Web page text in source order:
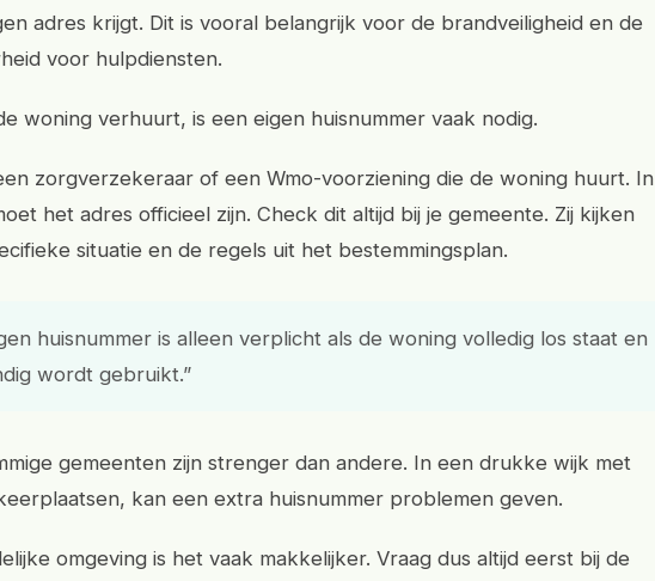
adres krijgt. Dit is vooral belangrijk voor de brandveiligheid en de
voor hulpdiensten.
woning verhuurt, is een eigen huisnummer vaak nodig.
zorgverzekeraar of een Wmo-voorziening die de woning huurt. In
het adres officieel zijn. Check dit altijd bij je gemeente. Zij kijken
situatie en de regels uit het bestemmingsplan.
huisnummer is alleen verplicht als de woning volledig los staat en
wordt gebruikt.”
gemeenten zijn strenger dan andere. In een drukke wijk met
kan een extra huisnummer problemen geven.
omgeving is het vaak makkelijker. Vraag dus altijd eerst bij de